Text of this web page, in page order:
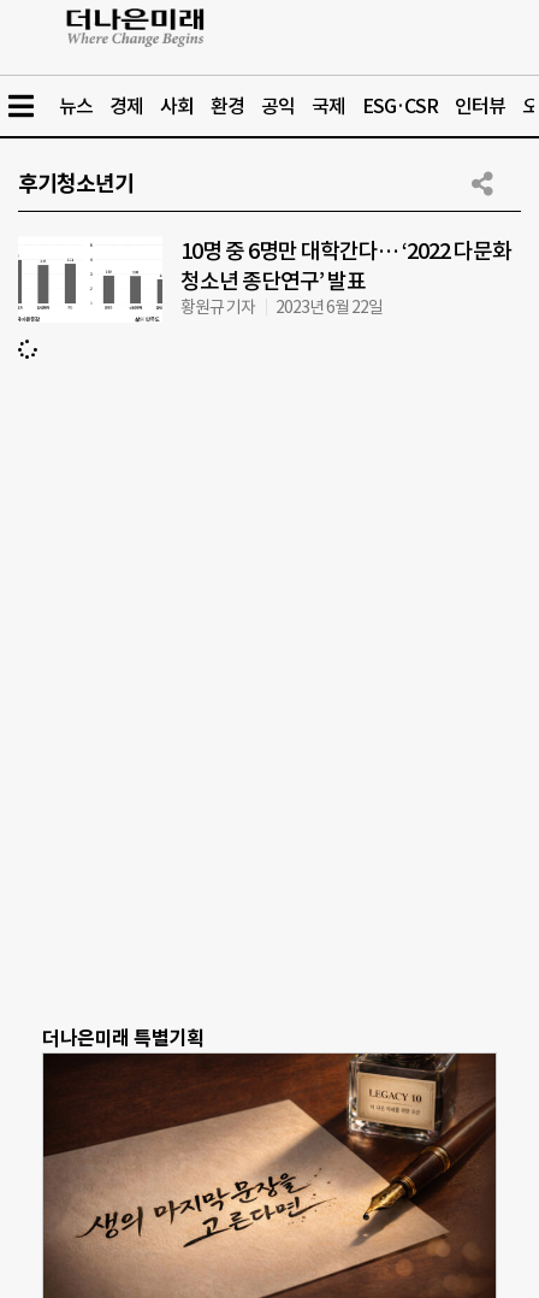
뉴스 경제 사회 환경 공익 국제 ESG·CSR 인터뷰
후기청소년기
10명 중 6명만 대학간다… ‘2022 다문화
청소년 종단연구’ 발표
황원규 기자 2023년 6월 22일
더나은미래 특별기획